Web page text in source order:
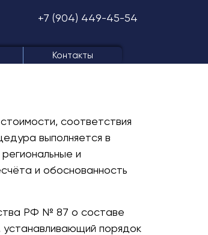
+7 (904) 449-45-54
Контакты
соответствия
выполняется в
и
и обоснованность
РФ № 87 о составе
порядок